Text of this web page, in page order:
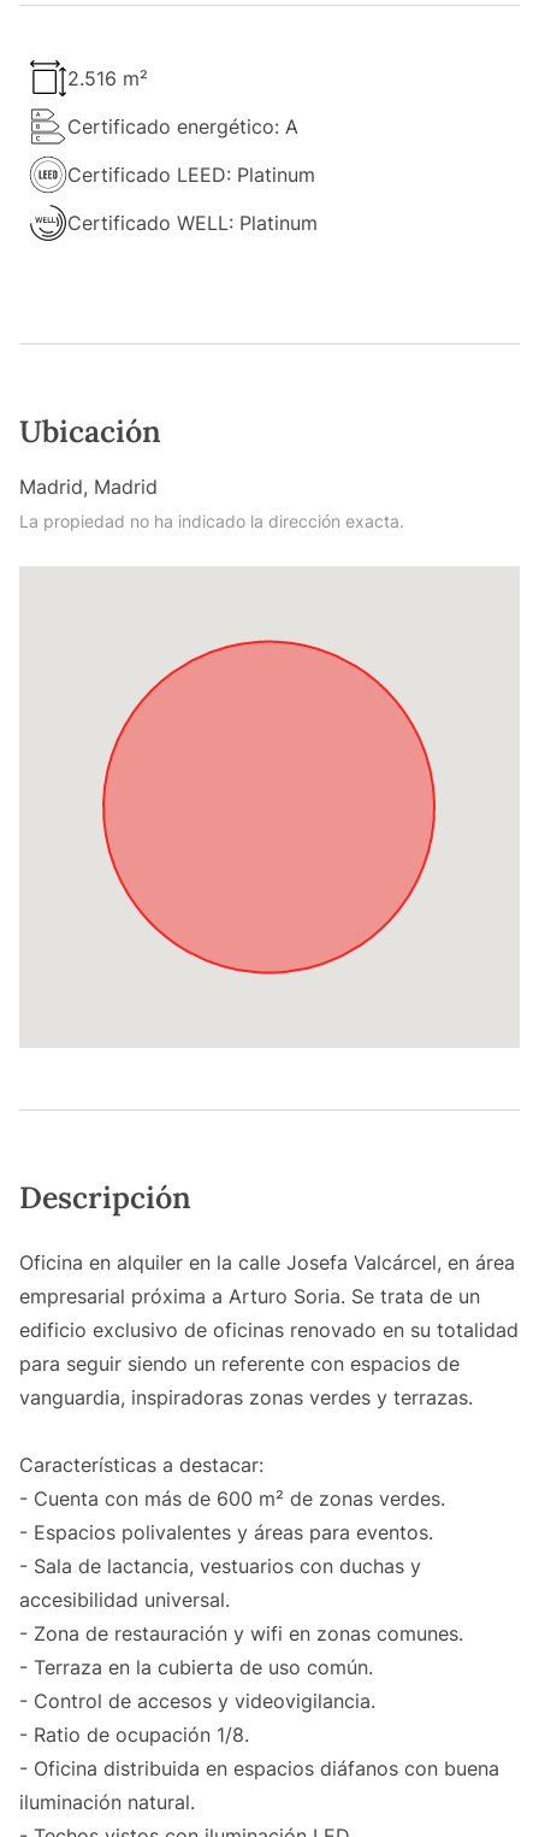
2.516 m²
Certificado energético: A
Certificado LEED: Platinum
Certificado WELL: Platinum
Ubicación
Madrid, Madrid
La propiedad no ha indicado la dirección exacta.
Descripción
Oficina en alquiler en la calle Josefa Valcárcel, en área
empresarial próxima a Arturo Soria. Se trata de un
edificio exclusivo de oficinas renovado en su totalidad
para seguir siendo un referente con espacios de
vanguardia, inspiradoras zonas verdes y terrazas.
Características a destacar:
- Cuenta con más de 600 m² de zonas verdes.
- Espacios polivalentes y áreas para eventos.
- Sala de lactancia, vestuarios con duchas y
accesibilidad universal.
- Zona de restauración y wifi en zonas comunes.
- Terraza en la cubierta de uso común.
- Control de accesos y videovigilancia.
- Ratio de ocupación 1/8.
- Oficina distribuida en espacios diáfanos con buena
iluminación natural.